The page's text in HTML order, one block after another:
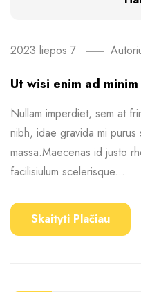
2023 liepos 7
Ut wisi enim ad
Nullam imperdiet, sem at
nibh, idae gravida mi purus
massa.Maecenas id justo
facilisiulum scelerisque...
Skaityti Plačiau